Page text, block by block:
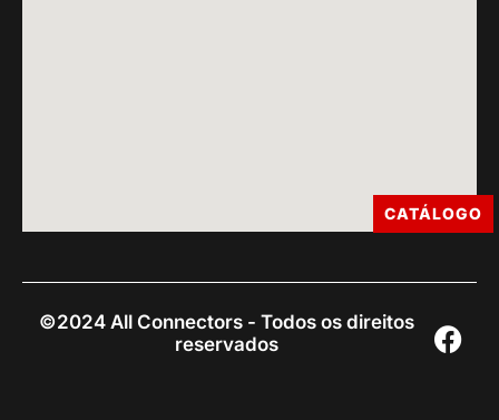
©2024 All Connectors - Todos os direitos
reservados
CATÁLOGO